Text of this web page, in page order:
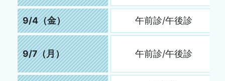
9/4（金） 午前診/午後診
9/7（月） 午前診/午後診